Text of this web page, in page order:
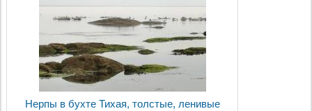
Нерпы в бухте Тихая, толстые, ленивые